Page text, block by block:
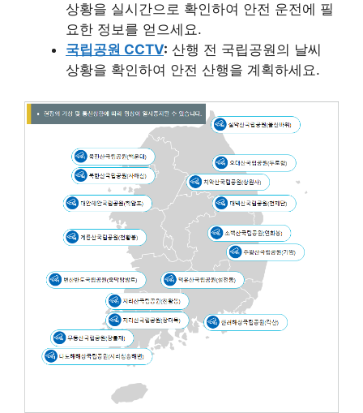
상황을 실시간으로 확인하여 안전 운전에 필
요한 정보를 얻으세요.
국립공원 CCTV: 산행 전 국립공원의 날씨
상황을 확인하여 안전 산행을 계획하세요.